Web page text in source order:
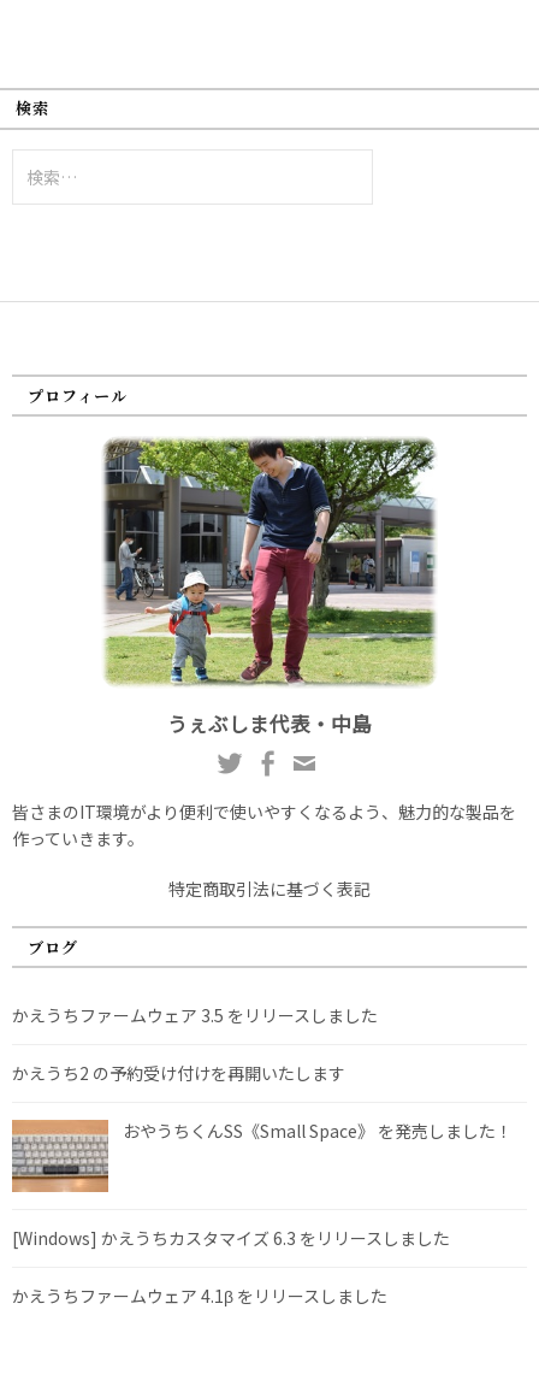
検索
索:
プロフィール
うぇぶしま代表・中島
皆さまのIT環境がより便利で使いやすくなるよう、魅力的な製品を
作っていきます。
特定商取引法に基づく表記
ブログ
かえうちファームウェア 3.5 をリリースしました
かえうち2 の予約受け付けを再開いたします
おやうちくんSS《Small Space》 を発売しました！
[Windows] かえうちカスタマイズ 6.3 をリリースしました
かえうちファームウェア 4.1β をリリースしました